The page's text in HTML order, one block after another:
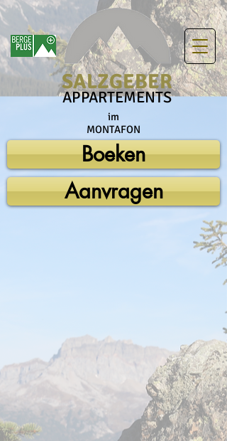
SALZGEBER
APPARTEMENTS
im
MONTAFON
Boeken
Aanvragen